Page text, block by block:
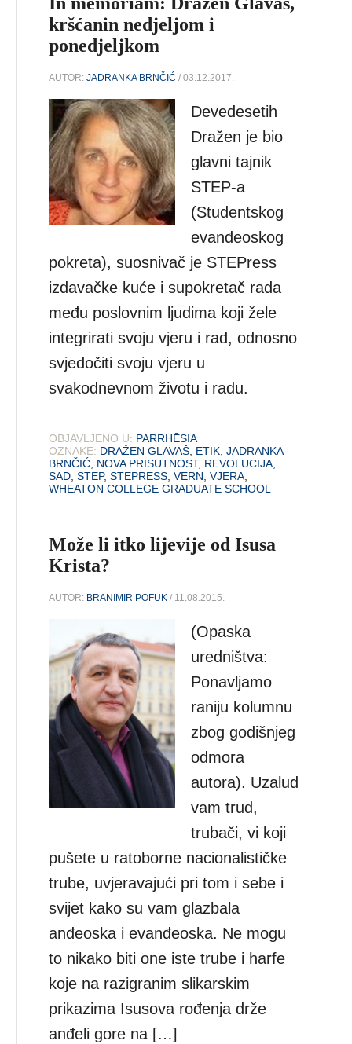
kršćanin nedjeljom i
ponedjeljkom
AUTOR:JADRANKA BRNČIĆ / 03.12.2017.
Devedesetih
Dražen je bio
glavni tajnik
STEP-a
(Studentskog
evanđeoskog
pokreta), suosnivač je STEPress
izdavačke kuće i supokretač rada
među poslovnim ljudima koji žele
integrirati svoju vjeru i rad, odnosno
svjedočiti svoju vjeru u
svakodnevnom životu i radu.
OBJAVLJENO U: PARRHĒSIA
OZNAKE: DRAŽEN GLAVAŠ ETIK ,JADRANKA
BRNČIĆ NOVA PRISUTNOST, REVOLUCIJA
SAD ,STEP,STEPRESS ,VERN ,VJERA
WHEATON COLLEGE GRADUATE SCHOOL
Može li itko lijevije od Isusa
Krista?
AUTOR: BRANIMIR POFUK / 11.08.2015.
(Opaska
uredništva:
Ponavljamo
raniju kolumnu
zbog godišnjeg
odmora
autora). Uzalud
vam trud,
trubači, vi koji
pušete u ratoborne nacionalističke
trube, uvjeravajući pri tom i sebe i
svijet kako su vam glazbala
anđeoska i evanđeoska. Ne mogu
to nikako biti one iste trube i harfe
koje na razigranim slikarskim
prikazima Isusova rođenja drže
anđeli gore na […]